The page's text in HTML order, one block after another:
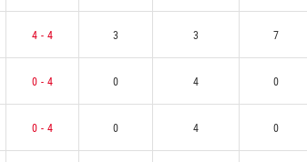
4 - 4 3 3 7
0 - 4 0 4 0
0 - 4 0 4 0